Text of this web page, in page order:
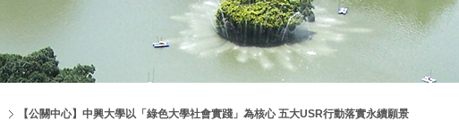
【公關中心】中興大學以「綠色大學社會實踐」為核心 五大USR行動落實永續願景